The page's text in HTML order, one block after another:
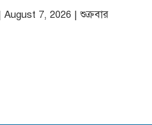
| August 7, 2026 |শুক্রবার